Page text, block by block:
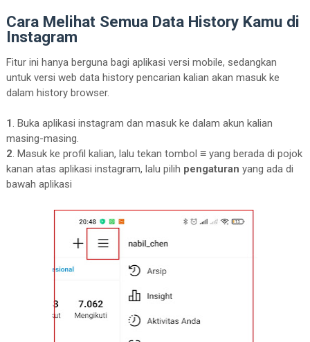
Cara Melihat Semua Data History Kamu di
Instagram
Fitur ini hanya berguna bagi aplikasi versi mobile, sedangkan
untuk versi web data history pencarian kalian akan masuk ke
dalam history browser.
1 . Buka aplikasi instagram dan masuk ke dalam akun kalian
masing-masing.
2. Masuk ke profil kalian, lalu tekan tombol ≡ yang berada di pojok
kanan atas aplikasi instagram, lalu pilih pengaturan yang ada di
bawah aplikasi